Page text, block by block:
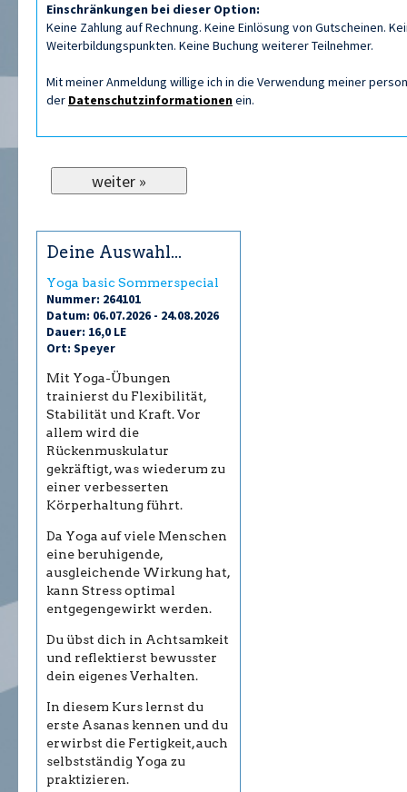
Einschränkungen bei dieser Option:
Keine Zahlung auf Rechnung. Keine Einlösung von Gutscheinen.
Weiterbildungspunkten. Keine Buchung weiterer Teilnehmer.
Mit meiner Anmeldung willige ich in die Verwendung meiner
der Datenschutzinformationenein.
Deine Auswahl...
Yoga basic Sommerspecial
Nummer: 264101
Datum: 06.07.2026 - 24.08.2026
Dauer: 16,0 LE
Ort: Speyer
Mit Yoga-Übungen
trainierst du Flexibilität,
Stabilität und Kraft. Vor
allem wird die
Rückenmuskulatur
gekräftigt, was wiederum zu
einer verbesserten
Körperhaltung führt.
Da Yoga auf viele Menschen
eine beruhigende,
ausgleichende Wirkung hat,
kann Stress optimal
entgegengewirkt werden.
Du übst dich in Achtsamkeit
und reflektierst bewusster
dein eigenes Verhalten.
In diesem Kurs lernst du
erste Asanas kennen und du
erwirbst die Fertigkeit, auch
selbstständig Yoga zu
praktizieren.